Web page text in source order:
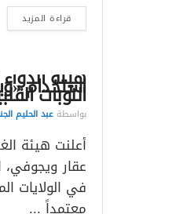
قراءة المزيد
هيئة
استخدام
النوبات
بواسطة عبد الحليم
أعلنت هيئة
عقار
في الولايات
معتمداً ...